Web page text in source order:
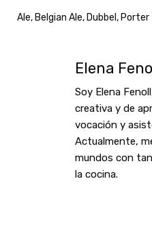
Ale, Belgian Ale, Dubbel , Porter
Elena
Soy Elena
creativa y de
vocación y
Actualmente,
mundos con
la cocina.